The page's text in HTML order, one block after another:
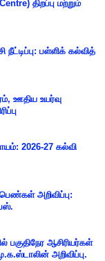
திறப்பு மற்றும்
பள்ளிக் கல்வித்
ஊதிய உயர்வு
2026-27 கல்வி
அறிவிப்பு:
பகுதிநேர ஆசிரியர்கள்
அறிவிப்பு.